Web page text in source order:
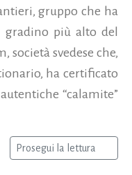
gruppo che ha
gradino più alto del
società svedese che,
ha certificato
“calamite”
Prosegui la lettura